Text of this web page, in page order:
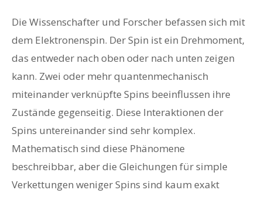
Die Wissenschafter und Forscher befassen sich mit
dem Elektronenspin. Der Spin ist ein Drehmoment,
das entweder nach oben oder nach unten zeigen
kann. Zwei oder mehr quantenmechanisch
miteinander verknüpfte Spins beeinflussen ihre
Zustände gegenseitig. Diese Interaktionen der
Spins untereinander sind sehr komplex.
Mathematisch sind diese Phänomene
beschreibbar, aber die Gleichungen für simple
Verkettungen weniger Spins sind kaum exakt